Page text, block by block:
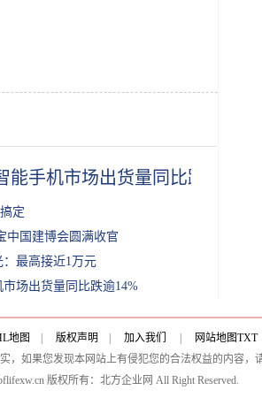
能手机市场出货量同比跌逾14%
定
中国建博会圆满收官
：最高接近1万元
市场出货量同比跌逾14%
地图 版权声明 加入我们 网站地图TXT
如果您发现本网站上有侵犯您的合法权益的内容，
版权所有：北方企业网 All Right Reserved.